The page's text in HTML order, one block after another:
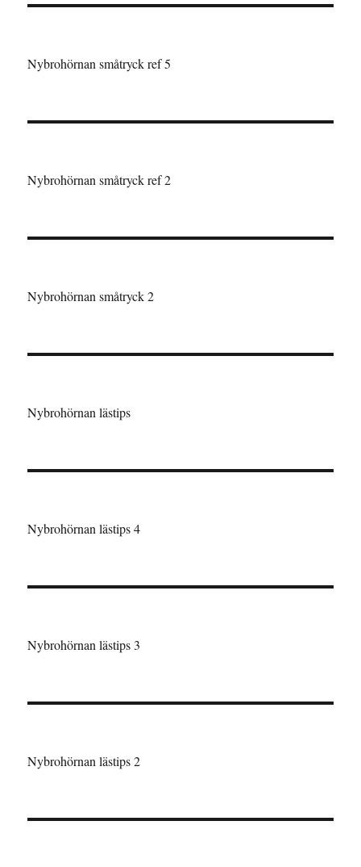
Nybrohörnan småtryck ref 5
Nybrohörnan småtryck ref 2
Nybrohörnan småtryck 2
Nybrohörnan lästips
Nybrohörnan lästips 4
Nybrohörnan lästips 3
Nybrohörnan lästips 2